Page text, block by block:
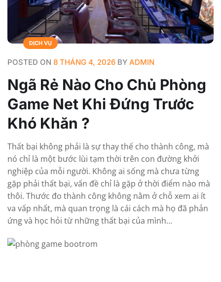
DỊCH VỤ
POSTED ON 8 THÁNG 4, 2026 BY ADMIN
Ngã Rẻ Nào Cho Chủ Phòng
Game Net Khi Đứng Trước
Khó Khăn ?
Thất bại không phải là sự thay thế cho thành công, mà
nó chỉ là một bước lùi tạm thời trên con đường khởi
nghiệp của mỗi người. Không ai sống mà chưa từng
gặp phải thất bại, vấn đề chỉ là gặp ở thời điểm nào mà
thôi. Thước đo thành công không nằm ở chỗ xem ai ít
va vấp nhất, mà quan trọng là cái cách mà họ đã phản
ứng và học hỏi từ những thất bại của mình…